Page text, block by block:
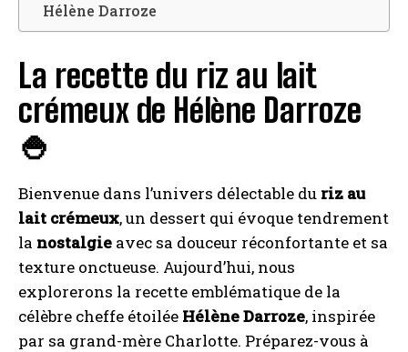
Hélène Darroze
La recette du riz au lait
crémeux de Hélène Darroze
🍚
Bienvenue dans l’univers délectable du riz au
lait crémeux, un dessert qui évoque tendrement
la nostalgie avec sa douceur réconfortante et sa
texture onctueuse. Aujourd’hui, nous
explorerons la recette emblématique de la
célèbre cheffe étoilée Hélène Darroze, inspirée
par sa grand-mère Charlotte. Préparez-vous à